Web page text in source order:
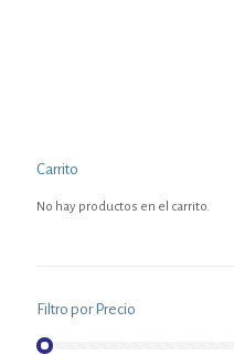
Carrito
No hay productos en el carrito.
Filtro por Precio